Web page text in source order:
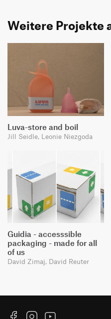
Weitere Projekte
Luva-store and boil
Jill Seidle, Leonie Niezgoda
Guidia - accesssible
packaging - made for all
of us
David Zimaj, David Reuter
FacebookInstagramYouTube